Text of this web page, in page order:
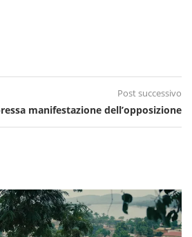
Post successivo
manifestazione dell’opposizione